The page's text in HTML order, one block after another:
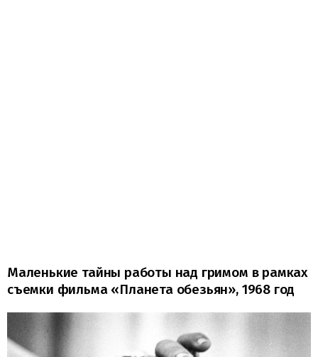
Маленькие тайны работы над гримом в рамках
съемки фильма «Планета обезьян», 1968 год